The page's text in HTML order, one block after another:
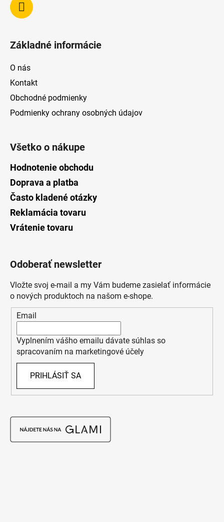
Základné informácie
O nás
Kontakt
Obchodné podmienky
Podmienky ochrany osobných údajov
Všetko o nákupe
Hodnotenie obchodu
Doprava a platba
Často kladené otázky
Reklamácia tovaru
Vrátenie tovaru
Odoberať newsletter
Vložte svoj e-mail a my Vám budeme zasielať informácie
o nových produktoch na našom e-shope.
Email
Vyplnením vášho emailu dávate súhlas so
spracovaním na marketingové účely
PRIHLÁSIŤ SA